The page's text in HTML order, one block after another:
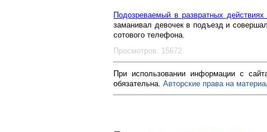
Подозреваемый в развратных
заманивал девочек в подъезд и
сотового телефона.
Просмотров: 15672
При использовании информации с
обязательна. Авторские права на